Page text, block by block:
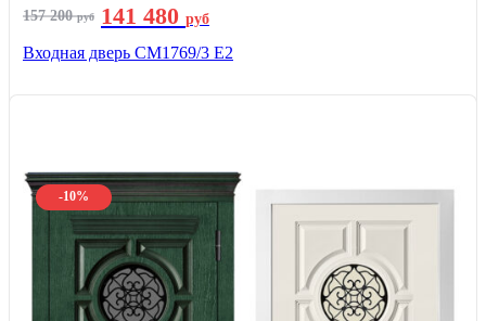
157 200руб 141 480 руб
Входная дверь СМ1769/3 Е2
-10%